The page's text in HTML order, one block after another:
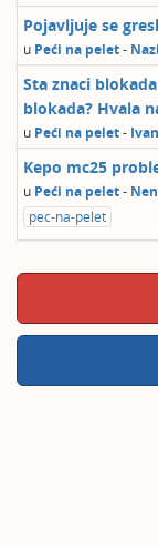
Pojavljuje se
u Peći na pelet-
Sta znaci
blokada? Hvala
u Peći na pelet-
Kepo mc25
u Peći na pelet-
pec-na-pelet